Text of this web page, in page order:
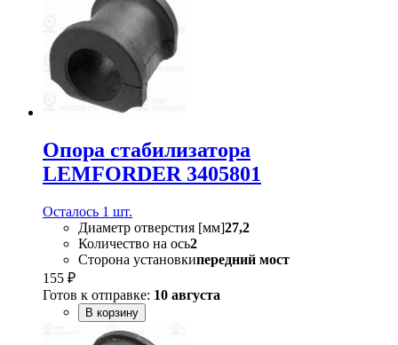
Опора стабилизатора
LEMFORDER 3405801
Осталось 1 шт.
Диаметр отверстия [мм]27,2
Количество на ось2
Сторона установкипередний мост
155 ₽
Готов к отправке: 10 августа
В корзину